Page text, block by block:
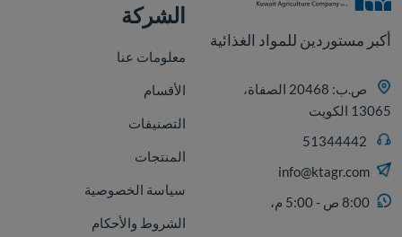
أكبر مستوردين للمواد الغذائية
ص.ب: 20468 الصفاة،
13065 الكويت
info@ktagr.com
8:00 ص - 5:00 م،
الشركة
معلومات عنا
الأقسام
التصنيفات
المنتجات
سياسة الخصوصية
الشروط والأحكام